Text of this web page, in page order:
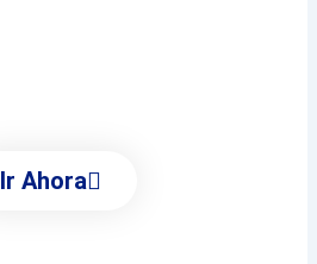
Ir Ahora